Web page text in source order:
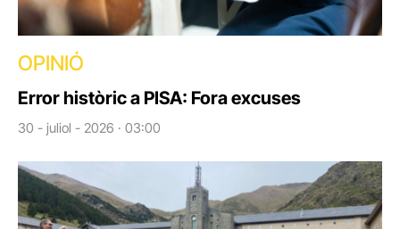
OPINIÓ
Error històric a PISA: Fora excuses
30 - juliol - 2026 · 03:00